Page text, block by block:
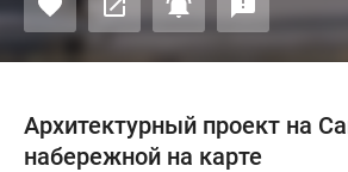
Архитектурный проект на
набережной на карте